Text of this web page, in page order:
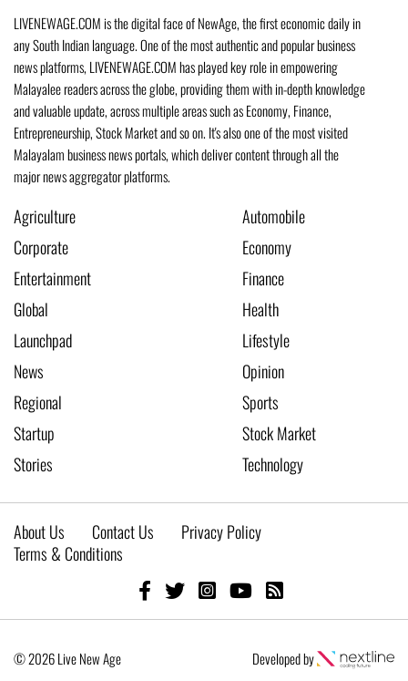
LIVENEWAGE.COM is the digital face of NewAge, the first economic daily in
any South Indian language. One of the most authentic and popular business
news platforms, LIVENEWAGE.COM has played key role in empowering
Malayalee readers across the globe, providing them with in-depth knowledge
and valuable update, across multiple areas such as Economy, Finance,
Entrepreneurship, Stock Market and so on. It's also one of the most visited
Malayalam business news portals, which deliver content through all the
major news aggregator platforms.
Agriculture
Automobile
Corporate
Economy
Entertainment
Finance
Global
Health
Launchpad
Lifestyle
News
Opinion
Regional
Sports
Startup
Stock Market
Stories
Technology
About Us Contact Us
Privacy Policy
Terms & Conditions
© 2026 Live New Age Developed by